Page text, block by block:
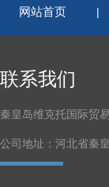
网站首页 |
联系我们
秦皇岛维克托国际贸
公司地址：河北省秦